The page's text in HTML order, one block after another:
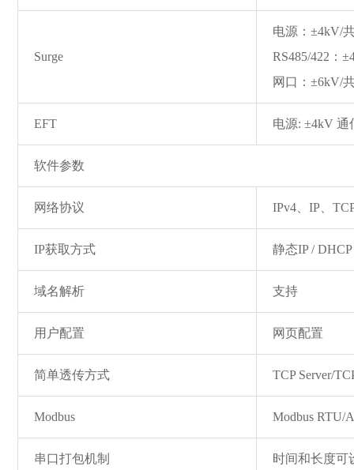
Surge
电源：±4kV/
RS485/422：
网口：±6kV/
EFT 电源: ±4kV 通
软件参数
网络协议 IPv4、IP、
IP获取方式 静态IP / DHCP
域名解析 支持
用户配置 网页配置
简单透传方式 TCP Server/
Modbus Modbus RTU/
串口打包机制 时间和长度可